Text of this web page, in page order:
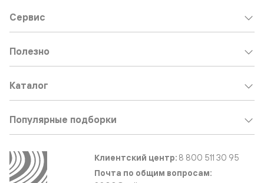
Сервис
Полезно
Каталог
Популярные подборки
Клиентский центр: 8 800 511 30 95
Почта по общим вопросам: